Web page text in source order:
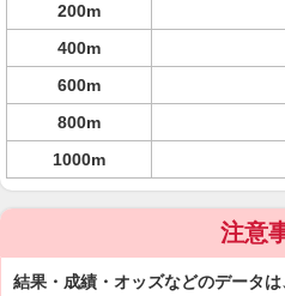
200m
400m
600m
800m
1000m
注意
結果・成績・オッズなどのデータ